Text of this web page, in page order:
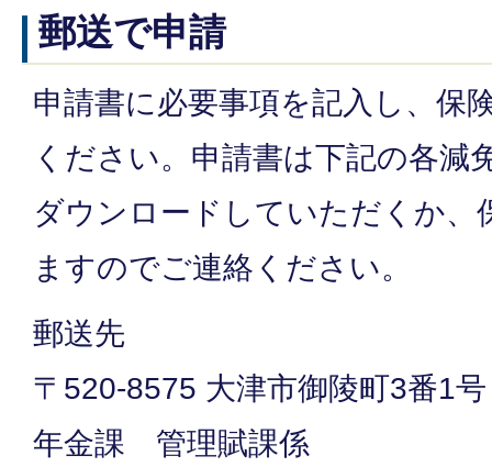
郵送で申請
申請書に必要事項を記入し、保
ください。申請書は下記の各減
ダウンロードしていただくか、
ますのでご連絡ください。
郵送先
〒520-8575 大津市御陵町3番
年金課 管理賦課係